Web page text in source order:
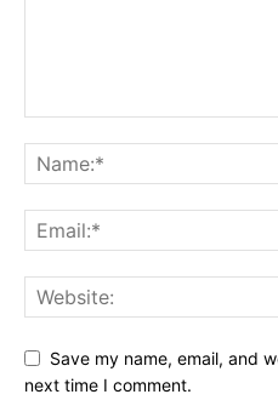
Save my name, email, and
next time I comment.